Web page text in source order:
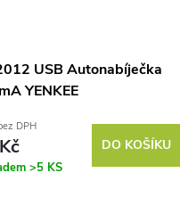
USB Autonabíječka
YENKEE
DPH
>5 KS
DO KOŠÍKU